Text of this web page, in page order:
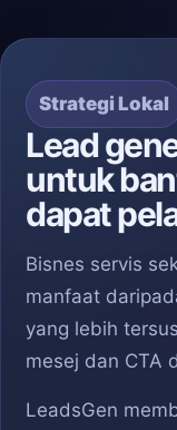
Strategi Lokal
Lead
untuk
dapat
Bisnes servis
manfaat
yang lebih
mesej dan CTA
LeadsGen